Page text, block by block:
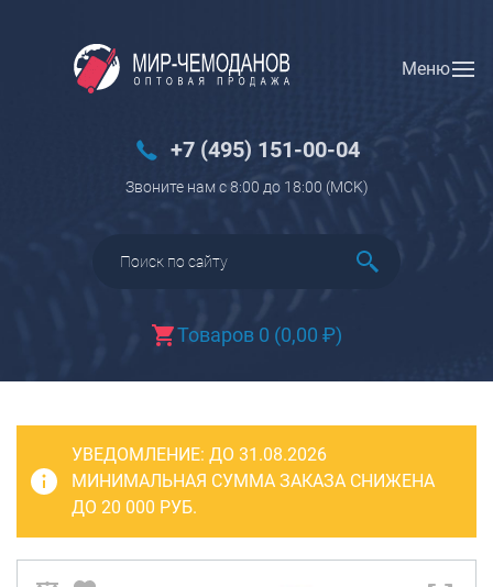
Меню
+7 (495) 151-00-04
Звоните нам с 8:00 до 18:00 (МCK)
Товаров 0 (0,00 ₽)
Вход Регистрация
Багаж
Чемоданы
Чемоданы детские
Пилоты на колесах
Рюкзаки детские для детских
Бьюти-кейсы
САКВОЯЖИ
РАСПРОДАЖА
УВЕДОМЛЕНИЕ: ДО 31.08.2026
МИНИМАЛЬНАЯ СУММА ЗАКАЗА СНИЖЕНА
ДО 20 000 РУБ.